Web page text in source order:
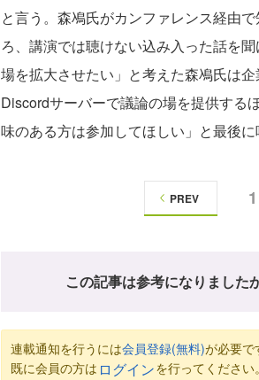
と言う。森鳰氏がカンファレンス経由
ろ、講演では聴けない込み入った話を
場を拡大させたい」と考えた森鳰氏は
Discordサーバーで議論の場を提供する
味のある方は参加してほしい」と最後
1
PREV
この記事は参考になりました
連載通知を行うには会員登録(無料)が必要で
既に会員の方は ログインを行ってください。